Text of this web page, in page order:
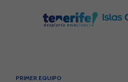
PRIMER EQUIPO